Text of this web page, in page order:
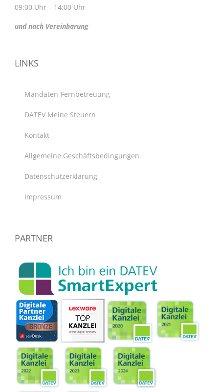
09:00 Uhr – 14:00 Uhr
und nach Vereinbarung
LINKS
Mandaten-Fernbetreuung
DATEV Meine Steuern
Kontakt
Allgemeine Geschäftsbedingungen
Datenschutzerklärung
Impressum
PARTNER